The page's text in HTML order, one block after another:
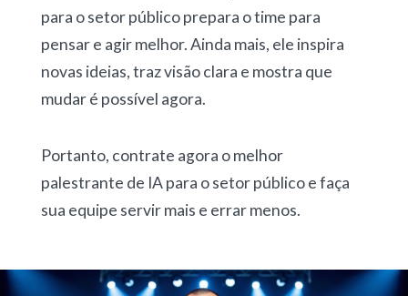
para o setor público prepara o time para
pensar e agir melhor. Ainda mais, ele inspira
novas ideias, traz visão clara e mostra que
mudar é possível agora.
Portanto, contrate agora o melhor
palestrante de IA para o setor público e faça
sua equipe servir mais e errar menos.